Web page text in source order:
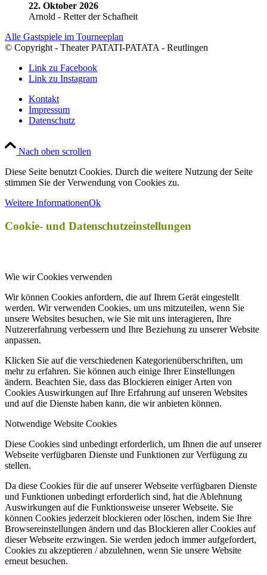
22. Oktober 2026
Arnold - Retter der Schafheit
Alle Gastspiele im Tourneeplan
© Copyright - Theater PATATI-PATATA - Reutlingen
Link zu Facebook
Link zu Instagram
Kontakt
Impressum
Datenschutz
Nach oben scrollen
Diese Seite benutzt Cookies. Durch die weitere Nutzung der Seite
stimmen Sie der Verwendung von Cookies zu.
Weitere InformationenOk
Cookie- und Datenschutzeinstellungen
Wie wir Cookies verwenden
Wir können Cookies anfordern, die auf Ihrem Gerät eingestellt
werden. Wir verwenden Cookies, um uns mitzuteilen, wenn Sie
unsere Websites besuchen, wie Sie mit uns interagieren, Ihre
Nutzererfahrung verbessern und Ihre Beziehung zu unserer Website
anpassen.
Klicken Sie auf die verschiedenen Kategorienüberschriften, um
mehr zu erfahren. Sie können auch einige Ihrer Einstellungen
ändern. Beachten Sie, dass das Blockieren einiger Arten von
Cookies Auswirkungen auf Ihre Erfahrung auf unseren Websites
und auf die Dienste haben kann, die wir anbieten können.
Notwendige Website Cookies
Diese Cookies sind unbedingt erforderlich, um Ihnen die auf unserer
Webseite verfügbaren Dienste und Funktionen zur Verfügung zu
stellen.
Da diese Cookies für die auf unserer Webseite verfügbaren Dienste
und Funktionen unbedingt erforderlich sind, hat die Ablehnung
Auswirkungen auf die Funktionsweise unserer Webseite. Sie
können Cookies jederzeit blockieren oder löschen, indem Sie Ihre
Browsereinstellungen ändern und das Blockieren aller Cookies auf
dieser Webseite erzwingen. Sie werden jedoch immer aufgefordert,
Cookies zu akzeptieren / abzulehnen, wenn Sie unsere Website
erneut besuchen.